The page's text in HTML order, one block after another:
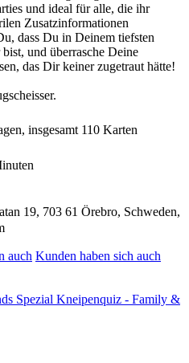
und ideal für alle, die ihr
Zusatzinformationen
dass Du in Deinem tiefsten
und überrasche Deine
das Dir keiner zugetraut hätte!
insgesamt 110 Karten
19, 703 61 Örebro, Schweden,
auch Kunden haben sich auch
Kneipenquiz - Family &